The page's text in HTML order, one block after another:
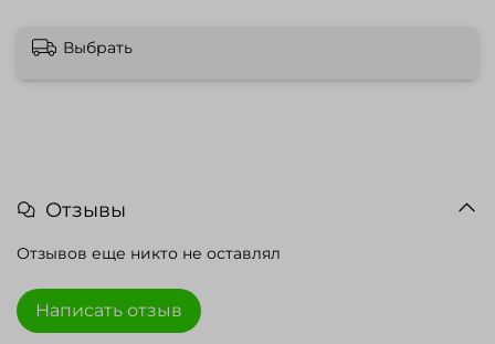
Выбрать
Отзывы
Отзывов еще никто не оставлял
Написать отзыв